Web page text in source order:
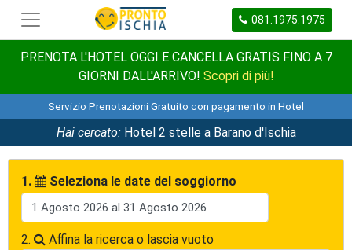
081.1975.1975
PRENOTA L'HOTEL OGGI E CANCELLA GRATIS FINO A 7
GIORNI DALL'ARRIVO! Scopri di più!
Servizio Prenotazioni Gratuito con pagamento in Hotel
Hai cercato:Hotel 2 stelle a Barano d'Ischia
1. Seleziona le date del soggiorno
2. Affina la ricerca o lascia vuoto